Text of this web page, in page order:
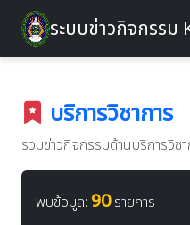
ระบบข่าวกิจกรรม
บริการวิชาการ
รวมข่าวกิจกรรมด้านบริการวิชา
พบข้อมูล: 90 รายการ